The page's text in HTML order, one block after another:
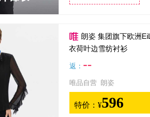
朗姿 集团旗下欧洲
衣荷叶边雪纺衬衫
返： --
唯品自营 朗姿
特价： ¥596